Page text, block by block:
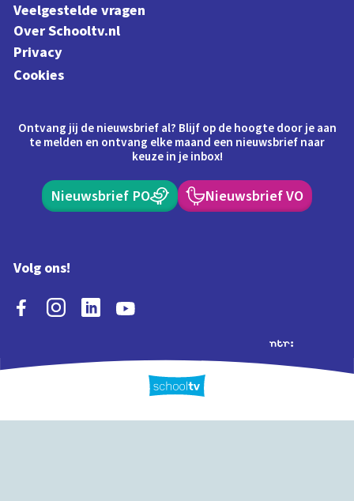
Veelgestelde vragen
Over Schooltv.nl
Privacy
Cookies
Ontvang jij de nieuwsbrief al? Blijf op de hoogte door je aan
te melden en ontvang elke maand een nieuwsbrief naar
keuze in je inbox!
Nieuwsbrief PO Nieuwsbrief VO
Volg ons!